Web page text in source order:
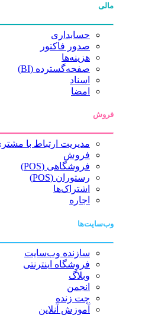
حسابداری
صدور فاکتور
هزینه‌ها
صفحه‌گسترده (BI)
اسناد
امضا
فروش
مدیریت ارتباط با مشتری (CRM)
فروش
فروشگاهی (POS)
رستوران (POS)
اشتراک‌ها
اجاره
وب‌سایت‌ها
سازنده وب‌سایت
فروشگاه اینترنتی
وبلاگ
انجمن
چت زنده
آموزش آنلاین